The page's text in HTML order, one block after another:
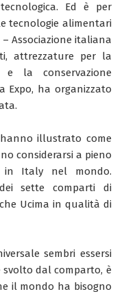
Ed è per
tecnologie alimentari
Associazione italiana
attrezzature per la
e la conservazione
Expo, ha organizzato
illustrato come
considerarsi a pieno
in Italy nel mondo.
sette comparti di
Ucima in qualità di
sembri essersi
dal comparto, è
il mondo ha bisogno